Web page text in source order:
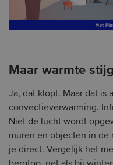
Maar warmte
Ja, dat klopt. Maar dat is
convectieverwarming.
Niet de lucht wordt
muren en objecten in de
je direct. Vergelijk het